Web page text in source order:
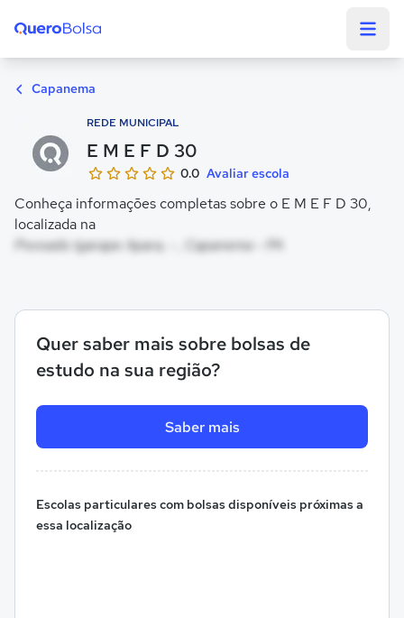
Capanema
REDE MUNICIPAL
E M E F D 30
0.0 Avaliar escola
Conheça informações completas sobre o E M E F D 30,
localizada na
Povoado Igarape Apara, - , Capanema - PA
Quer saber mais sobre bolsas de
estudo na sua região?
Saber mais
Escolas particulares com bolsas disponíveis próximas a
essa localização